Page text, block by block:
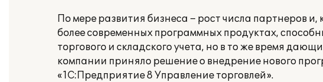
По мере развития бизнеса – рост числа партнеров
более современных программных продуктах,
торгового и складского учета, но в то же время
компании приняло решение о внедрение нового
«1С:Предприятие 8 Управление торговлей».